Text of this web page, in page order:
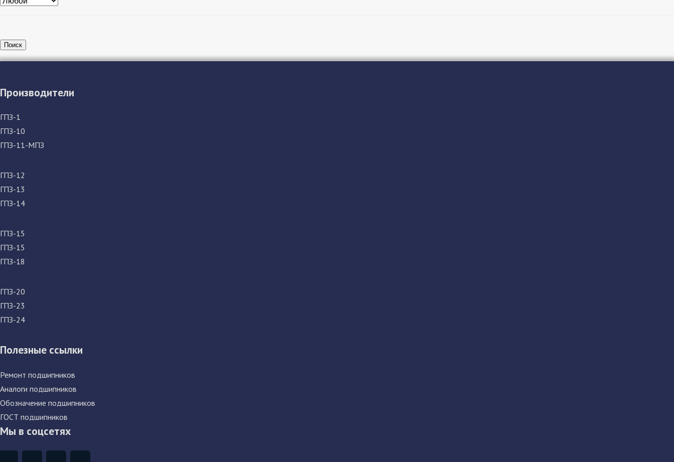
Поиск
Производители
ГПЗ-1
ГПЗ-10
ГПЗ-11-МПЗ
ГПЗ-12
ГПЗ-13
ГПЗ-14
ГПЗ-15
ГПЗ-15
ГПЗ-18
ГПЗ-20
ГПЗ-23
ГПЗ-24
Полезные ссылки
Ремонт подшипников
Аналоги подшипников
Обозначение подшипников
ГОСТ подшипников
Мы в соцсетях